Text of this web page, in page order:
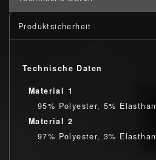
Produktsicherheit
Technische Daten
Material 1
95% Polyester, 5% Elasthan
Material 2
97% Polyester, 3% Elasthan